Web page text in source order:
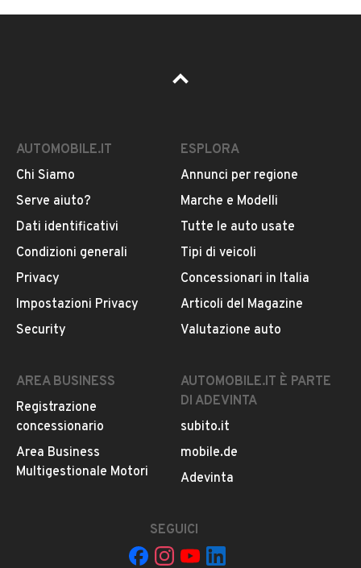
AUTOMOBILE.IT
Chi Siamo
Serve aiuto?
Dati identificativi
Condizioni generali
Privacy
Impostazioni Privacy
Security
ESPLORA
Annunci per regione
Marche e Modelli
Tutte le auto usate
Tipi di veicoli
Concessionari in Italia
Articoli del Magazine
Valutazione auto
AREA BUSINESS
Registrazione
concessionario
Area Business
Multigestionale Motori
AUTOMOBILE.IT È PARTE
DI ADEVINTA
subito.it
mobile.de
Adevinta
SEGUICI